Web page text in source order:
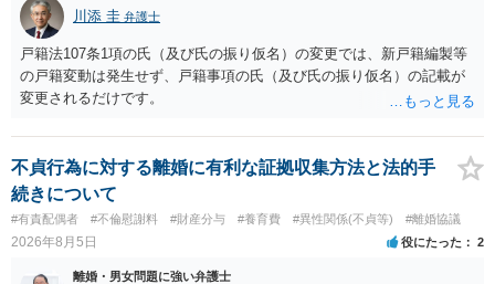
川添 圭 弁護士
戸籍法107条1項の氏（及び氏の振り仮名）の変更では、新戸籍編製等
の戸籍変動は発生せず、戸籍事項の氏（及び氏の振り仮名）の記載が
変更されるだけです。
不貞行為に対する離婚に有利な証拠収集方法と法的手
続きについて
#有責配偶者 #不倫慰謝料 #財産分与 #養育費 #異性関係(不貞等) #離婚協議
2026年8月5日 役にたった 2
離婚・男女問題に強い弁護士